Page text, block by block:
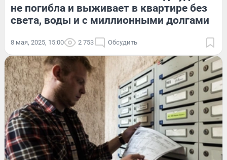
не погибла и выживает в квартире без
света, воды и с миллионными долгами
8 мая, 2025, 15:00 2 753 Обсудить